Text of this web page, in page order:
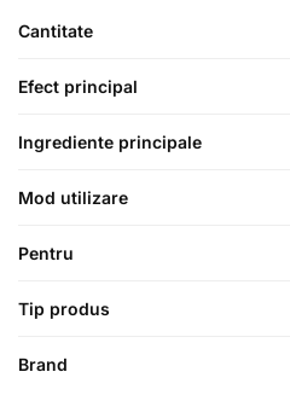
Cantitate
Efect principal
Ingrediente principale
Mod utilizare
Pentru
Tip produs
Brand